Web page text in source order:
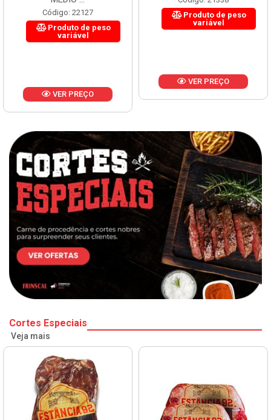
Código: 22127
Produto de peso
variável
VER PREÇO
Produto de peso
variável
VER PREÇO
Cortes Especiais
Veja mais